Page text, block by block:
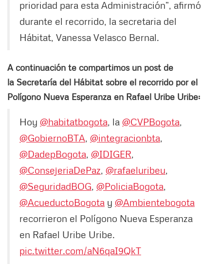
prioridad para esta Administración”, afirmó
durante el recorrido, la secretaria del
Hábitat, Vanessa Velasco Bernal.
A continuación te compartimos un post de
la Secretaría del Hábitat sobre el recorrido por el
Polígono Nueva Esperanza en Rafael Uribe Uribe:
Hoy @habitatbogota, la @CVPBogota,
@GobiernoBTA, @integracionbta,
@DadepBogota, @IDIGER,
@ConsejeriaDePaz, @rafaeluribeu,
@SeguridadBOG, @PoliciaBogota,
@AcueductoBogota y @Ambientebogota
recorrieron el Polígono Nueva Esperanza
en Rafael Uribe Uribe.
pic.twitter.com/aN6qaI9QkT